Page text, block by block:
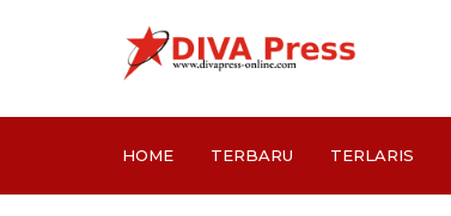
HOME TERBARU TERLARIS